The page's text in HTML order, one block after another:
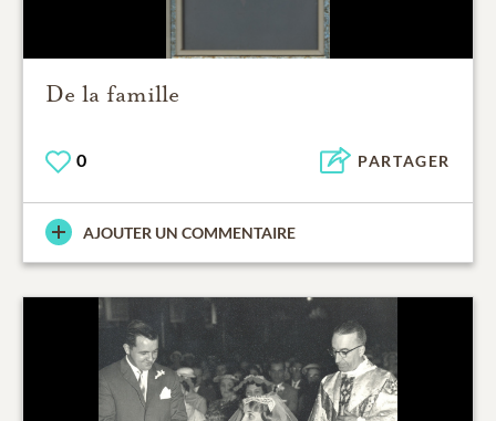
De la famille
0 PARTAGER
AJOUTER UN COMMENTAIRE